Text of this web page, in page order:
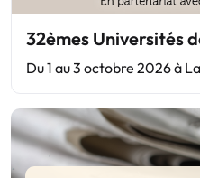
32èmes Universités
Du 1 au 3 octobre 2026 à